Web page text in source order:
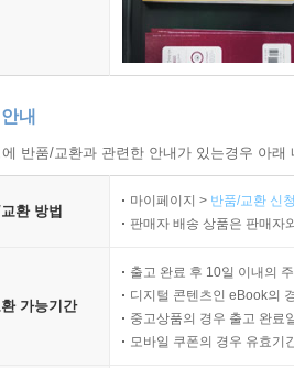
내
반품/교환과 관련한 안내가 있는경우 아
환 방법
마이페이지 > 반품/교환 신
판매자 배송 상품은 판매자
가능기간
출고 완료 후 10일 이내의
디지털 콘텐츠인 eBook의
중고상품의 경우 출고 완료
모바일 쿠폰의 경우 유효기